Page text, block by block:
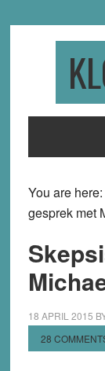
You are here:
gesprek met
18 APRIL 2015
28